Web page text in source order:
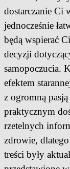
dostarczanie Ci
jednocześnie
będą wspierać
decyzji
samopoczucia.
efektem
z ogromną
praktycznym
rzetelnych
zdrowie,
treści były